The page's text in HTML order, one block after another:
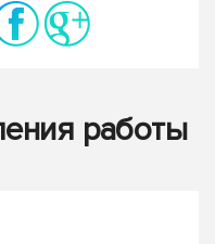
работы